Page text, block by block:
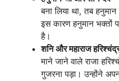
बना लिया था, तब
इस कारण हनुमान भक्तों
है।
शनि और महाराज
माने जाने वाले राजा
गुजरना पड़ा। उन्होंने